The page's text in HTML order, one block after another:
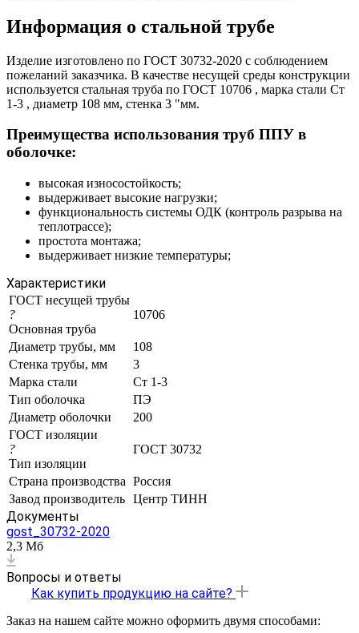
Информация о стальной трубе
Изделие изготовлено по ГОСТ 30732-2020 с соблюдением
пожеланий заказчика. В качестве несущей среды конструкции
используется стальная труба по ГОСТ 10706 , марка стали Ст
1-3 , диаметр 108 мм, стенка 3 "мм.
Преимущества использования труб ППУ в
оболочке:
высокая износостойкость;
выдерживает высокие нагрузки;
функциональность системы ОДК (контроль разрыва на
теплотрассе);
простота монтажа;
выдерживает низкие температуры;
Характеристики
ГОСТ несущей трубы
?
Основная труба
10706
Диаметр трубы, мм
108
Стенка трубы, мм
3
Марка стали
Ст 1-3
Тип оболочка
ПЭ
Диаметр оболочки
200
ГОСТ изоляции
?
Тип изоляции
ГОСТ 30732
Страна производства Россия
Завод производитель Центр ТИНН
Документы
gost_30732-2020
2,3 Мб
Вопросы и ответы
Как купить продукцию на сайте?
Заказ на нашем сайте можно оформить двумя способами: